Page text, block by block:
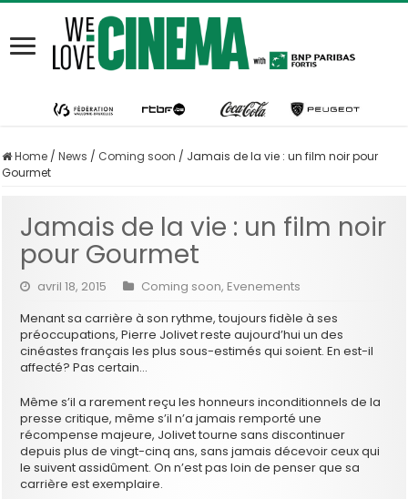
Home / News / Coming soon / Jamais de la vie : un film noir pour
Gourmet
Jamais de la vie : un film noir
pour Gourmet
avril 18, 2015 Coming soon, Evenements
Menant sa carrière à son rythme, toujours fidèle à ses
préoccupations, Pierre Jolivet reste aujourd’hui un des
cinéastes français les plus sous-estimés qui soient. En est-il
affecté? Pas certain…
Même s’il a rarement reçu les honneurs inconditionnels de la
presse critique, même s’il n’a jamais remporté une
récompense majeure, Jolivet tourne sans discontinuer
depuis plus de vingt-cinq ans, sans jamais décevoir ceux qui
le suivent assidûment. On n’est pas loin de penser que sa
carrière est exemplaire.